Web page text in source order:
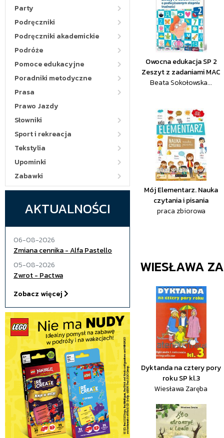
Party
Podręczniki
Podręczniki akademickie
Podróże
Pomoce edukacyjne
Poradniki metodyczne
Prasa
Prawo Jazdy
Słowniki
Sport i rekreacja
Tekstylia
Upominki
Zabawki
AKTUALNOŚCI
06-08-2026
Zmiana cennika - Alfa Pastello
05-08-2026
Zwrot - Pactwa
Zobacz więcej
Owocna edukacja SP 2
Zeszyt z zadaniami MAC
Beata Sokołowska...
Mój Elementarz. Nauka
czytania i pisania
praca zbiorowa
WIESŁAWA
Dyktanda na cztery pory
roku SP kl.3
Wiesława Zaręba